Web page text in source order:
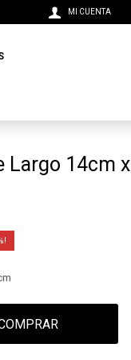
Largo 14cm x